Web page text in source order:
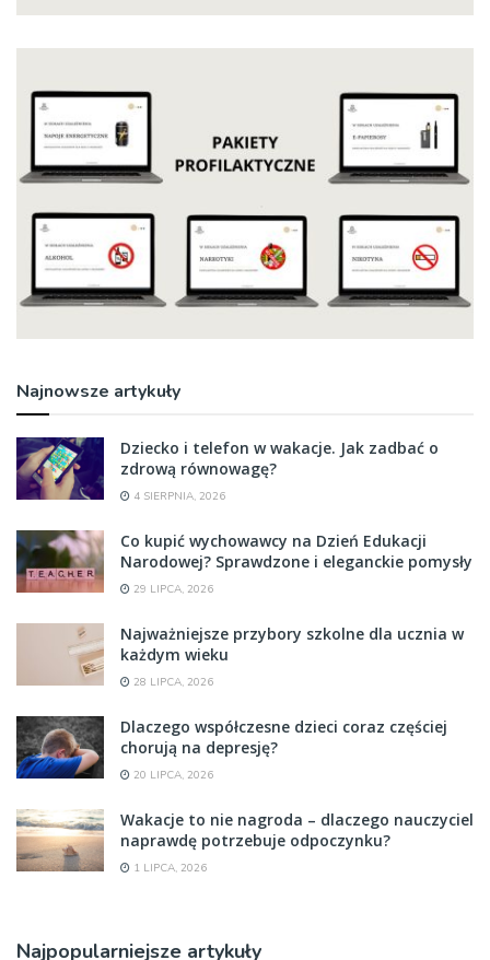
Najnowsze artykuły
Dziecko i telefon w wakacje. Jak zadbać o
zdrową równowagę?
4 SIERPNIA, 2026
Co kupić wychowawcy na Dzień Edukacji
Narodowej? Sprawdzone i eleganckie pomysły
29 LIPCA, 2026
Najważniejsze przybory szkolne dla ucznia w
każdym wieku
28 LIPCA, 2026
Dlaczego współczesne dzieci coraz częściej
chorują na depresję?
20 LIPCA, 2026
Wakacje to nie nagroda – dlaczego nauczyciel
naprawdę potrzebuje odpoczynku?
1 LIPCA, 2026
Najpopularniejsze artykuły